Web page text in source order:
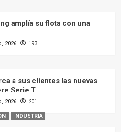
amplía su flota con una
2026 193
a sus clientes las nuevas
Serie T
2026 201
INDUSTRIA